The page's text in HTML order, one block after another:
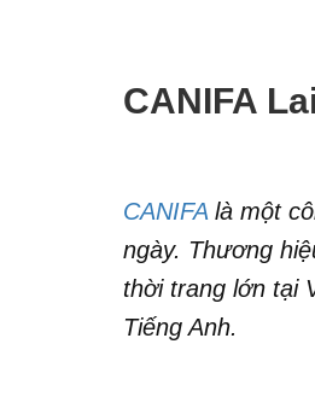
CANIFA
CANIFA là một
ngày. Thương
thời trang lớn tại
Tiếng Anh.